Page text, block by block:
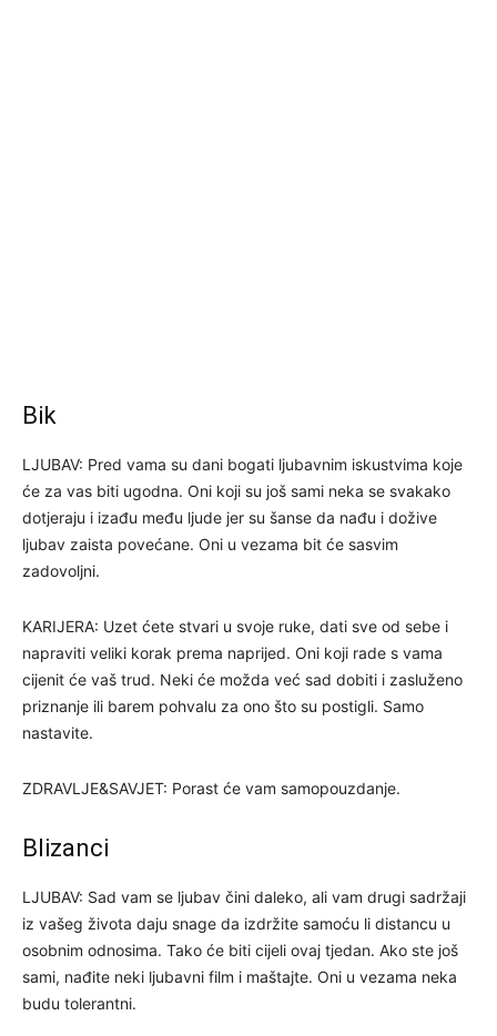
Bik
LJUBAV: Pred vama su dani bogati ljubavnim iskustvima koje
će za vas biti ugodna. Oni koji su još sami neka se svakako
dotjeraju i izađu među ljude jer su šanse da nađu i dožive
ljubav zaista povećane. Oni u vezama bit će sasvim
zadovoljni.
KARIJERA: Uzet ćete stvari u svoje ruke, dati sve od sebe i
napraviti veliki korak prema naprijed. Oni koji rade s vama
cijenit će vaš trud. Neki će možda već sad dobiti i zasluženo
priznanje ili barem pohvalu za ono što su postigli. Samo
nastavite.
ZDRAVLJE&SAVJET: Porast će vam samopouzdanje.
Blizanci
LJUBAV: Sad vam se ljubav čini daleko, ali vam drugi sadržaji
iz vašeg života daju snage da izdržite samoću li distancu u
osobnim odnosima. Tako će biti cijeli ovaj tjedan. Ako ste još
sami, nađite neki ljubavni film i maštajte. Oni u vezama neka
budu tolerantni.